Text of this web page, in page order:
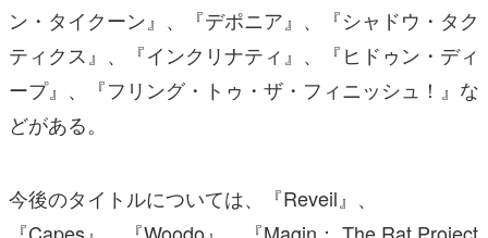
ン・タイクーン』、『デポニア』、『シャドウ・タク
ティクス』、『インクリナティ』、『ヒドゥン・ディ
ープ』、『フリング・トゥ・ザ・フィニッシュ！』な
どがある。
今後のタイトルについては、『Reveil』、